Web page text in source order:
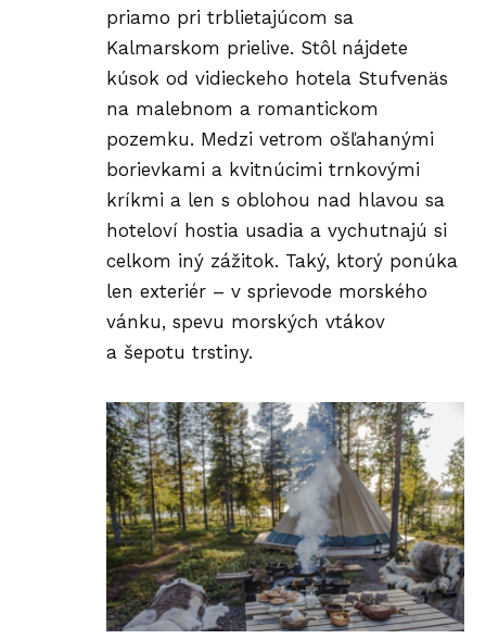
priamo pri trblietajúcom sa
Kalmarskom prielive. Stôl nájdete
kúsok od vidieckeho hotela Stufvenäs
na malebnom a romantickom
pozemku. Medzi vetrom ošľahanými
borievkami a kvitnúcimi trnkovými
kríkmi a len s oblohou nad hlavou sa
hoteloví hostia usadia a vychutnajú si
celkom iný zážitok. Taký, ktorý ponúka
len exteriér – v sprievode morského
vánku, spevu morských vtákov
a šepotu trstiny.